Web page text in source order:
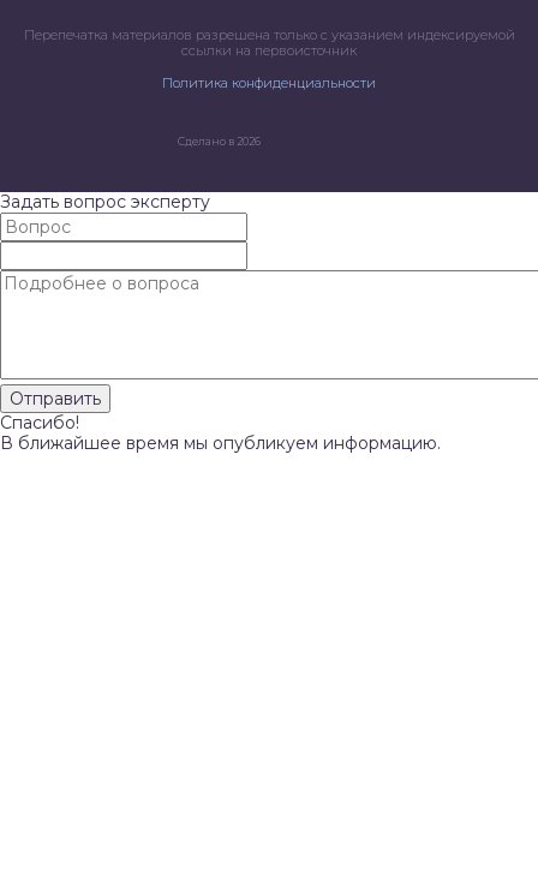
Перепечатка материалов разрешена только с указанием индексируемой
ссылки на первоисточник
Политика конфиденциальности
Сделано в 2026
Задать вопрос эксперту
Спасибо!
В ближайшее время мы опубликуем информацию.